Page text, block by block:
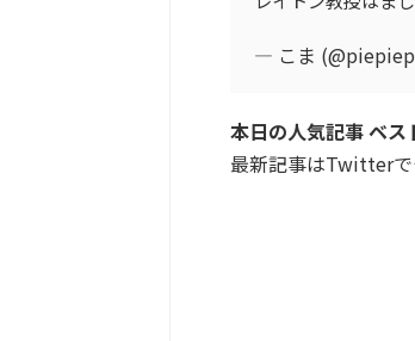
— こま
本日の人気記事 ベス
最新記事はTwitter